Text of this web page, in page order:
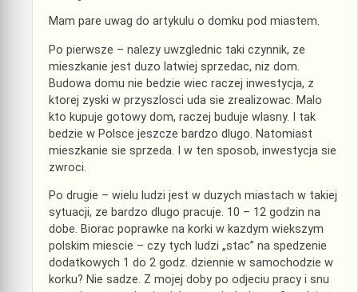
Mam pare uwag do artykulu o domku pod miastem.
Po pierwsze – nalezy uwzglednic taki czynnik, ze
mieszkanie jest duzo latwiej sprzedac, niz dom.
Budowa domu nie bedzie wiec raczej inwestycja, z
ktorej zyski w przyszlosci uda sie zrealizowac. Malo
kto kupuje gotowy dom, raczej buduje wlasny. I tak
bedzie w Polsce jeszcze bardzo dlugo. Natomiast
mieszkanie sie sprzeda. I w ten sposob, inwestycja sie
zwroci.
Po drugie – wielu ludzi jest w duzych miastach w takiej
sytuacji, ze bardzo dlugo pracuje. 10 – 12 godzin na
dobe. Biorac poprawke na korki w kazdym wiekszym
polskim miescie – czy tych ludzi „stac” na spedzenie
dodatkowych 1 do 2 godz. dziennie w samochodzie w
korku? Nie sadze. Z mojej doby po odjeciu pracy i snu